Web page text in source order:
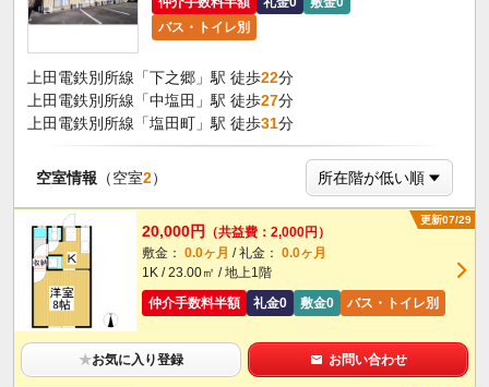
バス・トイレ別
上田電鉄別所線「下之郷」駅 徒歩22分
上田電鉄別所線「中塩田」駅 徒歩27分
上田電鉄別所線「塩田町」駅 徒歩31分
空室情報 （空室2）
更新07/29
20,000円
（共益費：2,000円）
敷金： 0.0ヶ月 / 礼金： 0.0ヶ月
1K / 23.00㎡ / 地上1階
仲介手数料半額
礼金0 敷金0 バス・トイレ別
★お気に入り登録 お問い合わせ